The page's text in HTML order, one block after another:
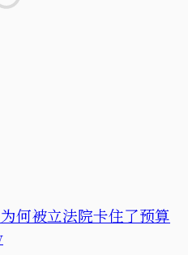
何被立法院卡住了预算